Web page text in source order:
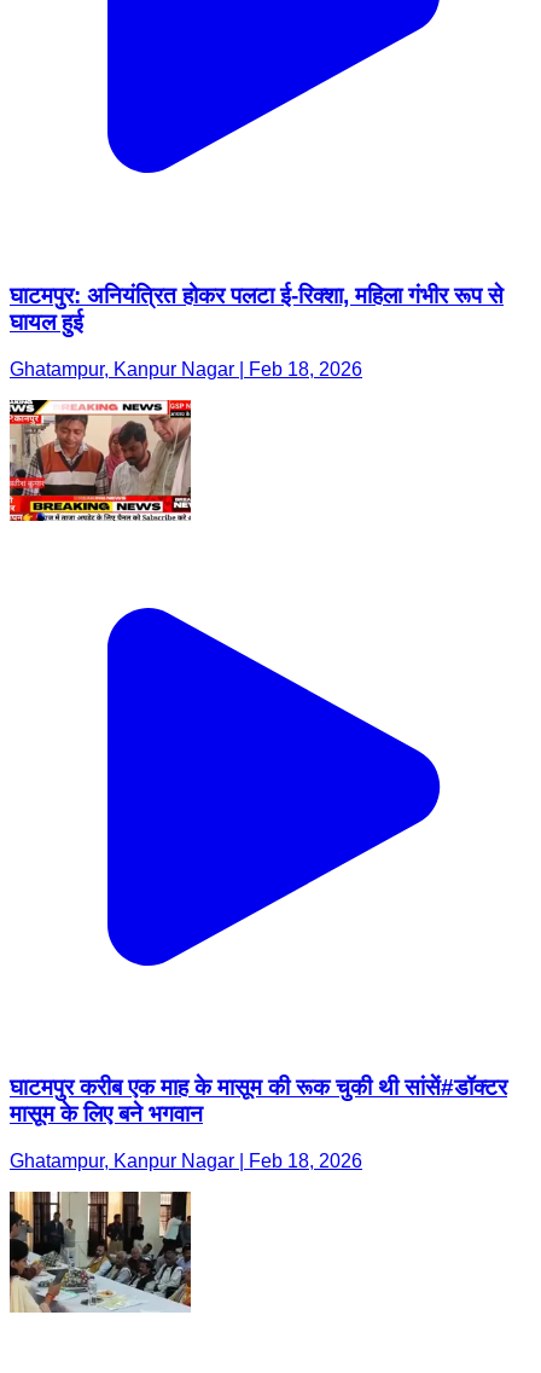
घाटमपुर: अनियंत्रित होकर पलटा ई-रिक्शा, महिला गंभीर रूप से
घायल हुई
Ghatampur, Kanpur Nagar | Feb 18, 2026
घाटमपुर करीब एक माह के मासूम की रूक चुकी थी सांसें#डॉक्टर
मासूम के लिए बने भगवान
Ghatampur, Kanpur Nagar | Feb 18, 2026